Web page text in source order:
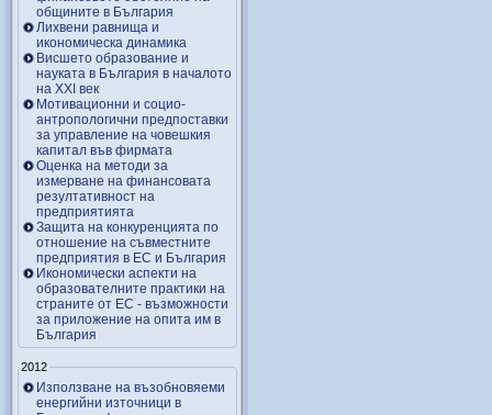
общините в България
Лихвени равнища и
икономическа динамика
Висшето образование и
науката в България в началото
на ХХІ век
Мотивационни и социо-
антропологични предпоставки
за управление на човешкия
капитал във фирмата
Оценка на методи за
измерване на финансовата
резултативност на
предприятията
Защита на конкуренцията по
отношение на съвместните
предприятия в ЕС и България
Икономически аспекти на
образователните практики на
страните от ЕС - възможности
за приложение на опита им в
България
2012
Използване на възобновяеми
енергийни източници в